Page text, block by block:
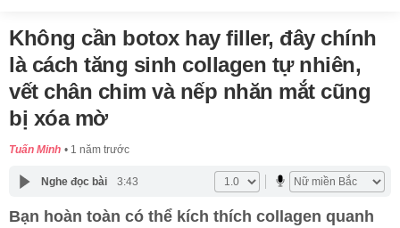
Không cần botox hay filler, đây chính
là cách tăng sinh collagen tự nhiên,
vết chân chim và nếp nhăn mắt cũng
bị xóa mờ
Tuấn Minh 1 năm trước
Nghe đọc bài 3:43
Bạn hoàn toàn có thể kích thích collagen quanh